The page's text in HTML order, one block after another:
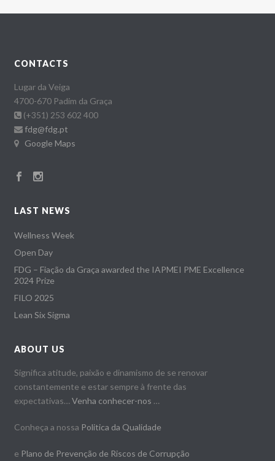
CONTACTS
Lugar da Veiga
4700-670 Padim da Graça
(+351) 253 602 400
fdg@fdg.pt
Google Maps
LAST NEWS
Wellness Week
Open Day
FDG – Fiação da Graça awarded the IAPMEI PME Excellence
2024 Prize
FILO 2025
Lean Six Sigma
ABOUT US
Significa atitude, paixão e dinamismo de se renovar
constantemente e estar sempre à frente das
expectativas… Venha conhecer-nos …
Conheça a nossa Politica da Qualidade
e Plano de Prevenção de Riscos de Corrupção